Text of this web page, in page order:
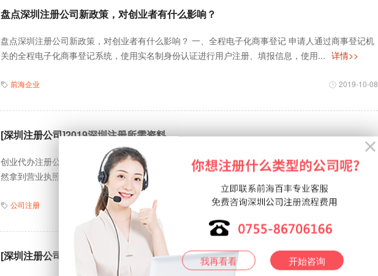
盘点深圳注册公司新政策，对创业者有什么影响？
盘点深圳注册公司新政策，对创业者有什么影响？ 一、全程电子化商事登记 申请人通过商事登记机
关的全程电子化商事登记系统，使用实名制身份认证进行用户注册、填报信息，使用... 详情>>
前海企业 2019-10-08
[深圳注册公司]2019深圳注册所需资料
创业代办注册公司在深圳地区可谓随处可见， 简化了办事的流程但是 门槛 并不是 无限被放低， 虽
然拿到营业执照更加便利，但是监管比以往更加严格，本文 先带你了解 深圳 注册 公...
详情>>
公司注册
[深圳注册公司]2019深圳注册银行开户事项 我再看看 开始咨询